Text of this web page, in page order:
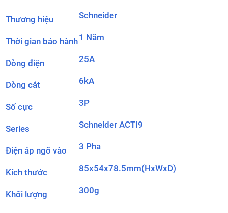
Thương hiệu Schneider
Thời gian bảo hành1 Năm
Dòng điện 25A
Dòng cắt 6kA
Số cực 3P
Series Schneider ACTI9
Điện áp ngõ vào 3 Pha
Kích thước 85x54x78.5mm(HxWxD)
Khối lượng 300g